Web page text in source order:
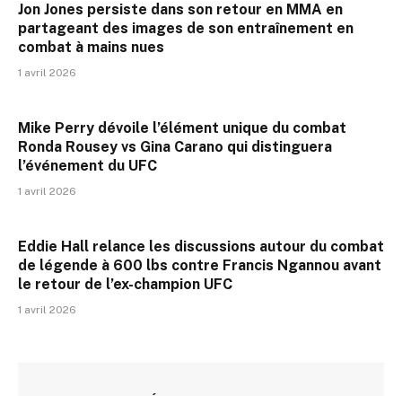
Jon Jones persiste dans son retour en MMA en
partageant des images de son entraînement en
combat à mains nues
1 avril 2026
Mike Perry dévoile l’élément unique du combat
Ronda Rousey vs Gina Carano qui distinguera
l’événement du UFC
1 avril 2026
Eddie Hall relance les discussions autour du combat
de légende à 600 lbs contre Francis Ngannou avant
le retour de l’ex-champion UFC
1 avril 2026